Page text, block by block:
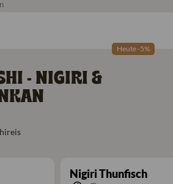
Heute -5%
- NIGIRI &
Nigiri Thunfisch